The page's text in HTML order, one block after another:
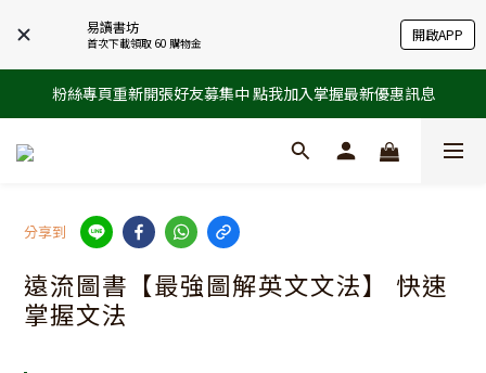
易讀書坊
首次下載領取 60 購物金 開啟APP
粉絲專頁重新開張好友募集中 點我加入掌握最新優惠訊息
分享到
遠流圖書【最強圖解英文文法】 快速
掌握文法